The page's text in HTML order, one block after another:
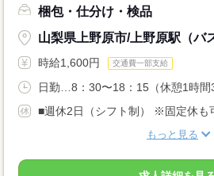
梱包・仕分け・検品
山梨県上野原市/上野原駅（バ
時給1,600円 交通費一部支給
日勤…8：30〜18：15（休憩1時間
■週休2日（シフト制） ※固定休も
もっと見る